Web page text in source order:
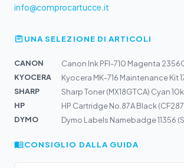
info@comprocartucce.it
UNA SELEZIONE DI ARTICOLI
CANON
KYOCERA
SHARP
Sharp Toner (MX18GTCA) Cyan 10k
HP
HP Cartridge No.87A Black
DYMO
Dymo Labels Namebadge 11356
CONSIGLIO DALLA GUIDA